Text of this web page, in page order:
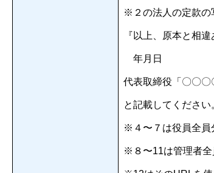
※２の法人の定款の
『以上、原本と相違
年月日
代表取締役「〇〇〇
と記載してください
※４〜７は役員全員
※８〜11は管理者全